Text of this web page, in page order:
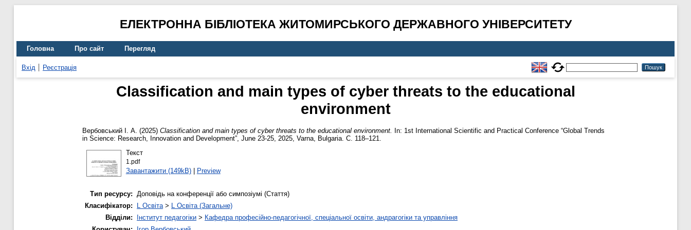
ЕЛЕКТРОННА БІБЛІОТЕКА ЖИТОМИРСЬКОГО ДЕРЖАВНОГО УНІВЕРСИТЕТУ
Головна Про сайт Перегляд
Вхід Реєстрація
Classification and main types of cyber threats to the educational
environment
Вербовський І. А. (2025) Classification and main types of cyber threats to the educational environment.
In: 1st International Scientific and Practical Conference “Global Trends
in Science: Research, Innovation and Development”, June 23-25, 2025, Varna, Bulgaria. С. 118–121.
Текст
1.pdf
Завантажити (149kB)| Preview
Тип ресурсу: Доповідь на конференції або симпозіумі (Стаття)
Класифікатор:
L Освіта> L Освіта (Загальне)
Відділи:
Інститут педагогіки > Кафедра професійно-педагогічної, спеціальної освіти, андрагогіки та управління